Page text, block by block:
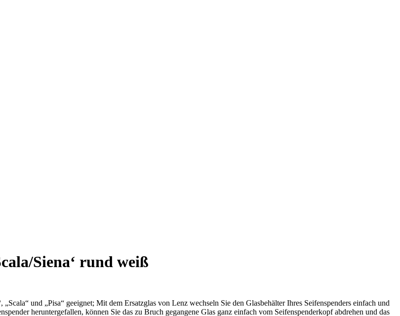
Siena‘ rund weiß
und „Pisa“ geeignet; Mit dem Ersatzglas von Lenz wechseln Sie den Glasbehälter Ihres Seifenspenders einfach und
heruntergefallen, können Sie das zu Bruch gegangene Glas ganz einfach vom Seifenspenderkopf abdrehen und das